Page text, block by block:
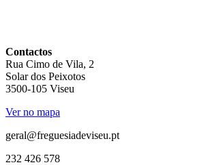
Contactos
Rua Cimo de Vila, 2
Solar dos Peixotos
3500-105 Viseu
Ver no mapa
geral@freguesiadeviseu.pt
232 426 578